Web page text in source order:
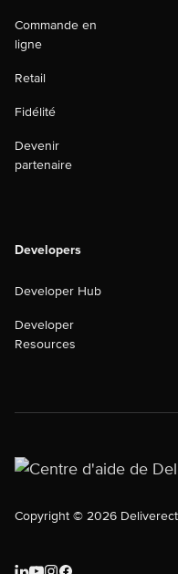
Commande en
ligne
Retail
Fidélité
Devenir
partenaire
Developers
Developer Hub
Developer
Resources
Copyright © 2026